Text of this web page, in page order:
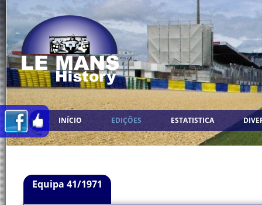
INÍCIO EDIÇÕES ESTATISTICA
Equipa 41/1971